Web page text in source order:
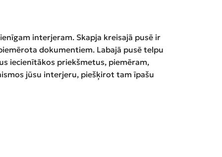
interjeram. Skapja kreisajā pusē ir
dokumentiem. Labajā pusē telpu
iecienītākos priekšmetus, piemēram,
jūsu interjeru, piešķirot tam īpašu